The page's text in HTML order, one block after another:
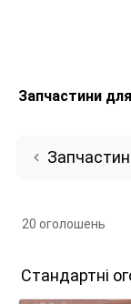
Запчастини
20 оголошень
Стандартні